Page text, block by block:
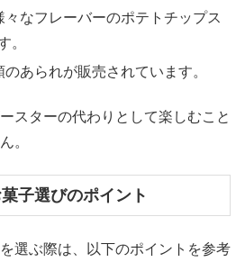
々なフレーバーのポテトチップス
。
あられが販売されています。
スターの代わりとして楽しむこと
。
子選びのポイント
選ぶ際は、以下のポイントを参考